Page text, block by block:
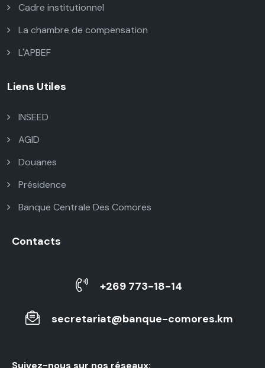
Cadre institutionnel
La chambre de compensation
L'APBEF
Liens Utiles
INSEED
AGID
Douanes
Présidence
Banque Centrale Des Comores
Contacts
+269 773-18-14
secretariat@banque-comores.km
Suivez-nous sur nos réseaux: